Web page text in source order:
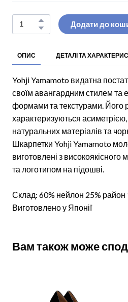
Додати до
ОПИС ДЕТАЛІ ТА
Yohji Yamamoto видатна
своїм авангардним стилем та
формами та текстурами. Його
характеризуються
натуральних матеріалів та
Шкарпетки Yohji Yamamoto
виготовлені з
та логотипом на підошві.
Склад: 60% нейлон 25% район
Виготовлено у Японії
Вам також може